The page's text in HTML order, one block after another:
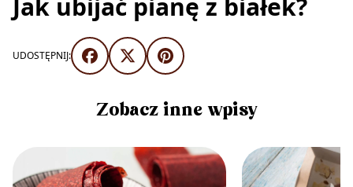
Jak ubijać pianę z białek?
UDOSTĘPNIJ:
Zobacz inne wpisy